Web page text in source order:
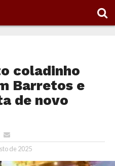
coladinho
Barretos e
de novo
de 2025